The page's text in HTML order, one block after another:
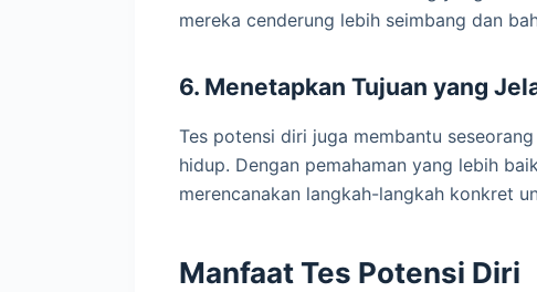
mereka cenderung lebih seimbang dan
6. Menetapkan Tujuan yang
Tes potensi diri juga membantu
hidup. Dengan pemahaman yang lebih
merencanakan langkah-langkah konkret
Manfaat Tes Potensi Diri